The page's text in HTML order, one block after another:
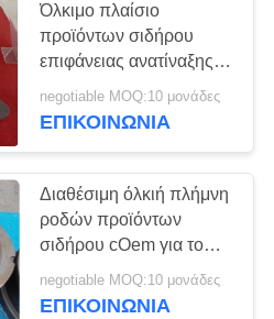
Όλκιμο πλαίσιο
προϊόντων σιδήρου
επιφάνειας ανατίναξης
πυροβολισμών για τις
θεριστικές μηχανές
negotiable MOQ:10 μονάδες
ΕΠΙΚΟΙΝΩΝΊΑ
Διαθέσιμη όλκιή πλήμνη
ροδών προϊόντων
σιδήρου cOem για το
γερανό ροδών
negotiable MOQ:10 μονάδες
ΕΠΙΚΟΙΝΩΝΊΑ